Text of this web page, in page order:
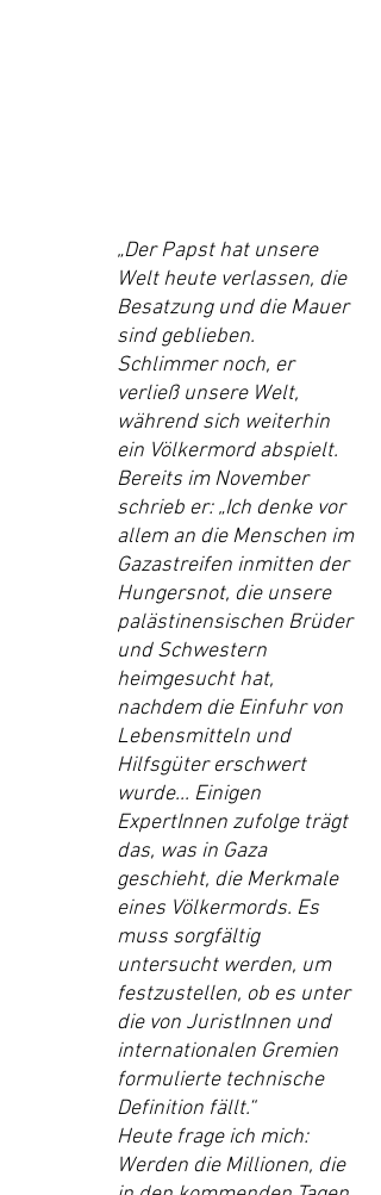
„Der Papst hat unsere
Welt heute verlassen, die
Besatzung und die Mauer
sind geblieben.
Schlimmer noch, er
verließ unsere Welt,
während sich weiterhin
ein Völkermord abspielt.
Bereits im November
schrieb er: „Ich denke vor
allem an die Menschen im
Gazastreifen inmitten der
Hungersnot, die unsere
palästinensischen Brüder
und Schwestern
heimgesucht hat,
nachdem die Einfuhr von
Lebensmitteln und
Hilfsgüter erschwert
wurde... Einigen
ExpertInnen zufolge trägt
das, was in Gaza
geschieht, die Merkmale
eines Völkermords. Es
muss sorgfältig
untersucht werden, um
festzustellen, ob es unter
die von JuristInnen und
internationalen Gremien
formulierte technische
Definition fällt.“
Heute frage ich mich:
Werden die Millionen, die